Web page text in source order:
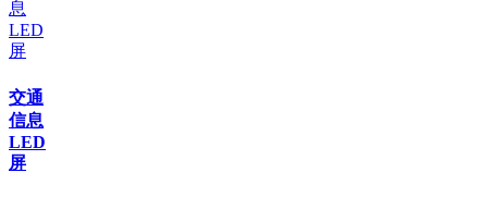
交通
信息
LED
屏